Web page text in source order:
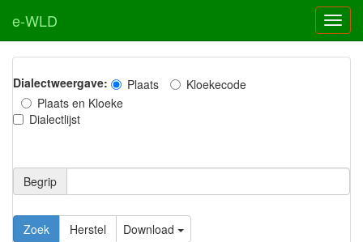
e-WLD
Dialectweergave: Plaats
Kloekecode
Plaats en Kloeke
Dialectlijst
Begrip
Zoek Herstel
Download